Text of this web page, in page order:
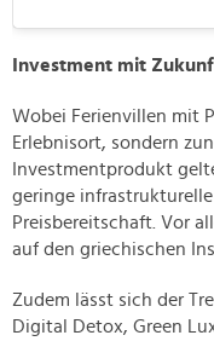
Investment mit
Wobei Ferienvillen mit
Erlebnisort, sondern
Investmentprodukt
geringe
Preisbereitschaft. Vor
auf den griechischen
Zudem lässt sich der
Digital Detox, Green